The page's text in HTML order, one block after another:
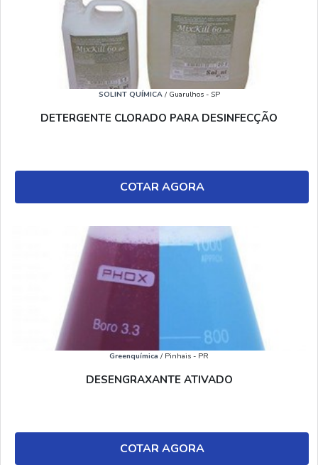
SOLINT QUÍMICA/ Guarulhos - SP
DETERGENTE CLORADO PARA DESINFECÇÃO
COTAR AGORA
Greenquímica / Pinhais - PR
DESENGRAXANTE ATIVADO
COTAR AGORA